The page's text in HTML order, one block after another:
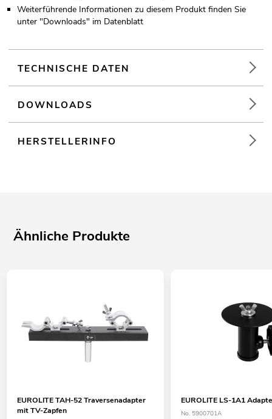
Weiterführende Informationen zu diesem Produkt finden Sie
unter "Downloads" im Datenblatt
TECHNISCHE DATEN
DOWNLOADS
HERSTELLERINFO
Ähnliche Produkte
EUROLITE TAH-52 Traversenadapter
mit TV-Zapfen
EUROLITE LS-1A1
No. 5900701A